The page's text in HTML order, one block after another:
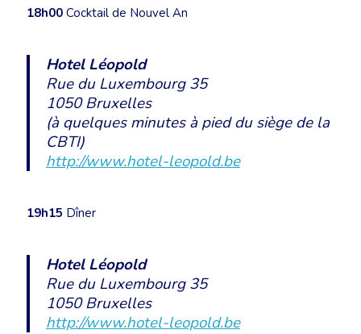
18h00 Cocktail de Nouvel An
Hotel Léopold
Rue du Luxembourg 35
1050 Bruxelles
(à quelques minutes à pied du siège de la
CBTI)
http://www.hotel-leopold.be
19h15 Dîner
Hotel Léopold
Rue du Luxembourg 35
1050 Bruxelles
http://www.hotel-leopold.be